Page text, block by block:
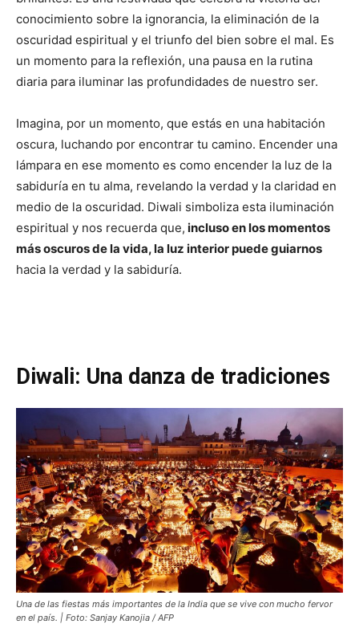
conocimiento sobre la ignorancia, la eliminación de la
oscuridad espiritual y el triunfo del bien sobre el mal. Es
un momento para la reflexión, una pausa en la rutina
diaria para iluminar las profundidades de nuestro ser.
Imagina, por un momento, que estás en una habitación
oscura, luchando por encontrar tu camino. Encender una
lámpara en ese momento es como encender la luz de la
sabiduría en tu alma, revelando la verdad y la claridad en
medio de la oscuridad. Diwali simboliza esta iluminación
espiritual y nos recuerda que, incluso en los momentos
más oscuros de la vida, la luz interior puede guiarnos
hacia la verdad y la sabiduría.
Diwali: Una danza de tradiciones
Una de las fiestas más importantes de la India que se vive con mucho fervor
en el país. | Foto: Sanjay Kanojia / AFP